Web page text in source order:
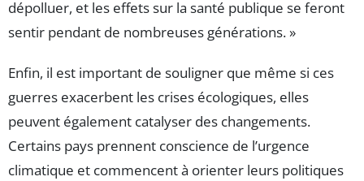
dépolluer, et les effets sur la santé publique se feront
sentir pendant de nombreuses générations. »
Enfin, il est important de souligner que même si ces
guerres exacerbent les crises écologiques, elles
peuvent également catalyser des changements.
Certains pays prennent conscience de l’urgence
climatique et commencent à orienter leurs politiques